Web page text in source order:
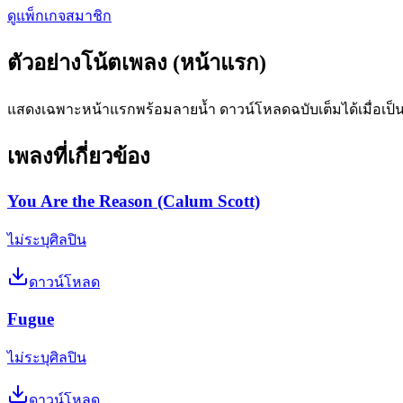
ดูแพ็กเกจสมาชิก
ตัวอย่างโน้ตเพลง (หน้าแรก)
แสดงเฉพาะหน้าแรกพร้อมลายน้ำ ดาวน์โหลดฉบับเต็มได้เมื่อเป็
เพลงที่เกี่ยวข้อง
You Are the Reason (Calum Scott)
ไม่ระบุศิลปิน
ดาวน์โหลด
Fugue
ไม่ระบุศิลปิน
ดาวน์โหลด